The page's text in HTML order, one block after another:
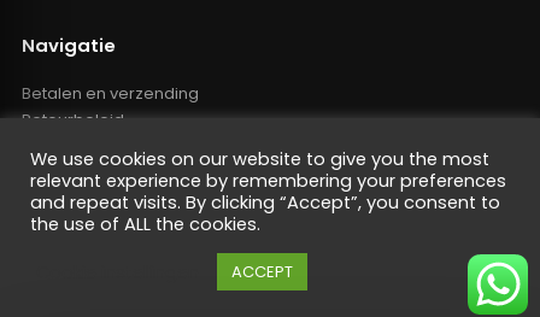
Navigatie
Betalen en verzending
Retourbeleid
Algemene voorwaarden
Resellers inlog
Reseller worden
We use cookies on our website to give you the most
relevant experience by remembering your preferences
and repeat visits. By clicking “Accept”, you consent to
the use of ALL the cookies.
ACCEPT